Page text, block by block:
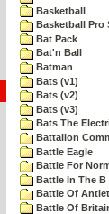
Basketball
Basketball Pro
Bat Pack
Bat'n Ball
Batman
Bats (v1)
Bats (v2)
Bats (v3)
Bats The
Battalion
Battle Eagle
Battle For
Battle In The B
Battle Of
Battle Of